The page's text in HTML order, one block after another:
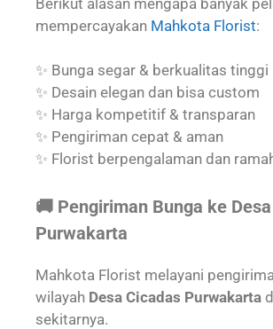
mempercayakan Mahkota Florist:
✨ Bunga segar & berkualitas tinggi
✨ Desain elegan dan bisa custom
✨ Harga kompetitif & transparan
✨ Pengiriman cepat & aman
✨ Florist berpengalaman dan
🚚 Pengiriman Bunga ke
Purwakarta
Mahkota Florist melayani
wilayah Desa Cicadas Purwakarta
sekitarnya.